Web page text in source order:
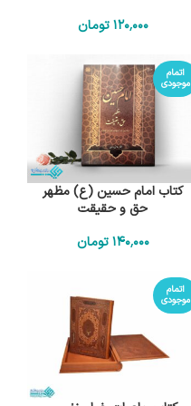
120٬000 تومان
اتمام
موجودی
کتاب امام حسین (ع) مظهر
حق و حقیقت
140٬000 تومان
اتمام
موجودی